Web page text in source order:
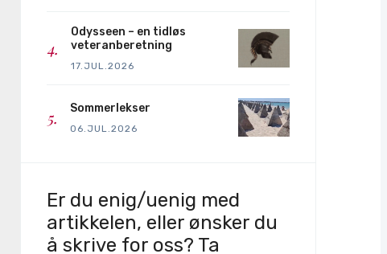
Odysseen – en tidløs
veteranberetning
17.JUL.2026
Sommerlekser
06.JUL.2026
Er du enig/uenig med
artikkelen, eller ønsker du
å skrive for oss? Ta